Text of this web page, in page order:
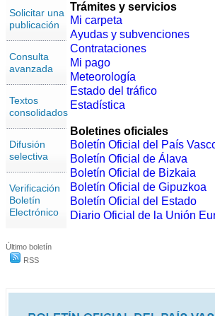
Solicitar una
publicación
Consulta
avanzada
Textos
consolidados
Difusión
selectiva
Verificación
Boletín
Electrónico
Último boletín
RSS
Trámites y servicios
Mi carpeta
Ayudas y subvenciones
Contrataciones
Mi pago
Meteorología
Estado del tráfico
Estadística
Boletines oficiales
Boletín Oficial del País
Boletín Oficial de Álava
Boletín Oficial de Bizkaia
Boletín Oficial de Gipuzkoa
Boletín Oficial del Estado
Diario Oficial de la Unión